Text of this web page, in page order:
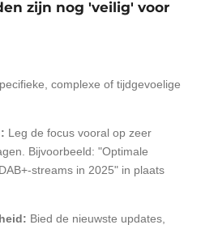
zijn nog 'veilig' voor
complexe of tijdgevoelige
Leg de focus vooral op zeer
Bijvoorbeeld: "Optimale
streams in 2025" in plaats
Bied de nieuwste updates,